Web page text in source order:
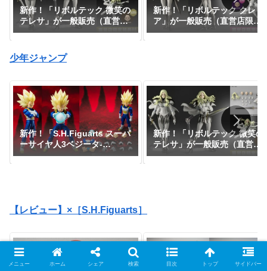
新作！「リボルテック 微笑の
テレサ」が一般販売（直営店
限定特典あり）で登場！
円｜発売日2026年11月予定
新作！「リボルテック クレ
ア」が一般販売（直営店限定
特典あり）で登場！
少年ジャンプ
新作！「S.H.Figuarts スーパ
ーサイヤ人3ベジータ-
DAIMA-」がプレミアムバン
新作！「リボルテック 微笑の
テレサ」が一般販売（直営店
限定特典あり）で登場！
【レビュー】×［S.H.Figuarts］
メニュー ホーム シェア 検索 目次 トップ サイドバー